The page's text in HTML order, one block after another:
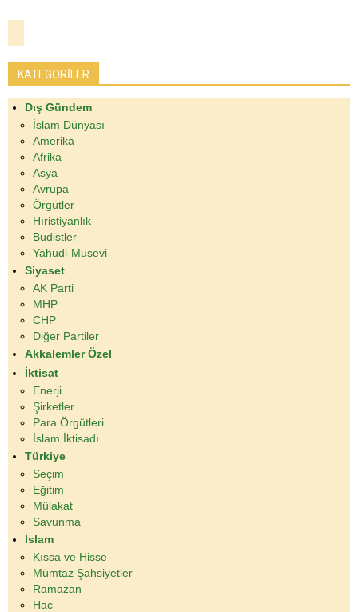
KATEGORİLER
Dış Gündem
İslam Dünyası
Amerika
Afrika
Asya
Avrupa
Örgütler
Hıristiyanlık
Budistler
Yahudi-Musevi
Siyaset
AK Parti
MHP
CHP
Diğer Partiler
Akkalemler Özel
İktisat
Enerji
Şirketler
Para Örgütleri
İslam İktisadı
Türkiye
Seçim
Eğitim
Mülakat
Savunma
İslam
Kıssa ve Hisse
Mümtaz Şahsiyetler
Ramazan
Hac